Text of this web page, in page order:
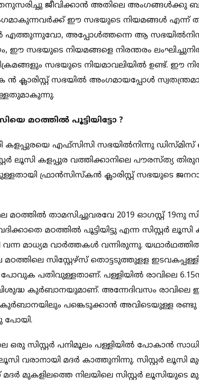
ജീ​​​​വി​​​​ക്കാൻ അ​​​​തി​​​​ലെ അം​​​​ഗ​​​​ങ്ങ​​​​ൾ​​​​ക്കു
ഈ ​​​​സ​​​​ഭ​​​​യു​​​​ടെ നി​​​​യ​​​​മ​​​​ങ്ങ​​​​ൾ എ​​​​ന്ന്
എ​​​​ത്തു​​​​ന്നു​​​​വോ, അ​​​​പ്പോ​​​​ൾ​​​​ത്ത​​​​ന്നെ ആ
​​​​സ​​​​ഭ​​​​യു​​​​ടെ നി​​​​യ​​​​മ​​​​ങ്ങ​​​​ളെ നി​​​​ര​​​​ന്ത​​​​രം
സ​​​​ഭ​​​​യു​​​​ടെ നി​​​​യ​​​​മാ​​​​വ​​​​ലി​​​​യി​​​​ൽ ഉ​​​​ണ്ട്. ഈ
ക്ലാ​​​​രി​​​​സ്റ്റ് സ​​​​ഭ​​​​യി​​​​ൽ അം​​​​ഗ​​​​മാ​​​​യ​​​​പ്പോ​​​​ൾ
മ​​ഠ​​ത്തി​​ൽ പൂട്ടിയിട്ടോ ?
ക​​​​ള​​​​പ്പു​​​​ര​​​​യെ എ​​​​ഫ്സി​​​​സി സ​​​​ഭ​​​​യി​​​​ൽ​​​നി​​​​ന്നു
​ലൂ​​​​സി ക​​​​ള​​​​പ്പു​​​​ര വ​​​​ത്തി​​​​ക്കാ​​​​നി​​​​ലെ പൗ​​​​ര​​​​സ്ത്യ
ഫ്രാ​​​​ൻ​​​​സി​​​​സ്ക​​​​ൻ ക്ലാ​​​​രി​​​​സ്റ്റ് സ​​​​ഭ​​​​യു​​​​ടെ
മ​​​​ഠ​​​​ത്തി​​​​ൽ താ​​​​മ​​​​സി​​​​ച്ചുവ​​​​ര​​​​വേ 2019 ഓ​​​​ഗ​​​​സ്റ്റ് 19നു
മ​​​​ഠ​​​​ത്തി​​​​ൽ പൂ​​​​ട്ടി​​​​യി​​​​ട്ടു എ​​​​ന്ന സി​​​സ്റ്റ​​​ർ
വ​​​​ന്ന മാ​​​​ധ്യ​​​​മ വാ​​​​ർ​​​​ത്ത​​​​ക​​ൾ വ​​ന്നി​​രു​​ന്നു.
മ​​​​ഠ​​​​ത്തി​​​​ലെ സി​​​​സ്റ്റേ​​​​ഴ്സ് തൊ​​​​ട്ട​​​​ടു​​​​ത്തു​​​​ള​​​​ള
പോ​​​​വു​​​​ക പ​​​​തി​​​​വു​​​​ള്ളതാ​​​​ണ്. പ​​​​ള്ളിയി​​​​ൽ രാ​​​​വി​​​​ലെ
​​​​വി​​​​ശു​​​​ദ്ധ കു​​​​ർ​​​​ബാ​​​​ന​​​​യു​​​​മാ​​​​ണ്. അ​​​​ന്നേ​​​ദി​​​​വ​​​​സം രാ​​​​വി​​​​ലെ
പ​​​​ങ്കെ​​​​ടു​​​​ക്കാ​​​​ൻ അ​​​​വി​​​​ടെ​​​​യു​​​​ള്ള ര​​​​ണ്ടു
സി​​​​സ്റ്റ​​​​ർ പ​​​​നി​​​​മൂ​​​​ലം പള്ളിയി​​​​ൽ പോ​​​​കാ​​​​ൻ
ലൂ​​​​സി വ​​​​രാ​​​​നാ​​​​യി മ​​​​ദ​​​​ർ കാ​​​​ത്തു​​​നി​​​​ന്നു. സി​​​സ്റ്റ​​​ർ ​ലൂ​​​​സി
മ​​​​ദ​​​​ർ മു​​​​ക​​​​ളി​​​​ല​​​​ത്തെ നി​​​​ല​​​​യി​​​​ലെ സി​​​സ്റ്റ​​​ർ ​ലൂ​​​​സി​​​​യു​​​​ടെ